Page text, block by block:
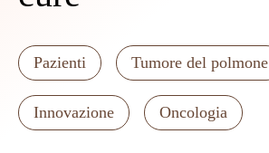
Pazienti Tumore del polmone
Innovazione Oncologia